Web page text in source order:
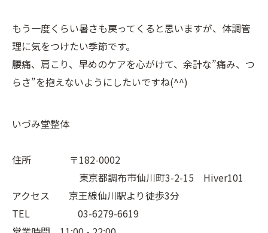
もう一度くらい暑さも戻ってくると思いますが、体調管
理に気をつけたい季節です。
腰痛、肩こり、早めのケアを心がけて、余計な”痛み、つ
らさ”を抱えないようにしたいですね(^^)
いづみ堂整体
住所 〒182-0002
東京都調布市仙川町3-2-15 Hiver101
アクセス 京王線仙川駅より徒歩3分
TEL 03-6279-6619